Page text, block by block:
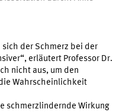
der Schmerz bei der
erläutert Professor Dr.
nicht aus, um den
Wahrscheinlichkeit
schmerzlindernde Wirkung